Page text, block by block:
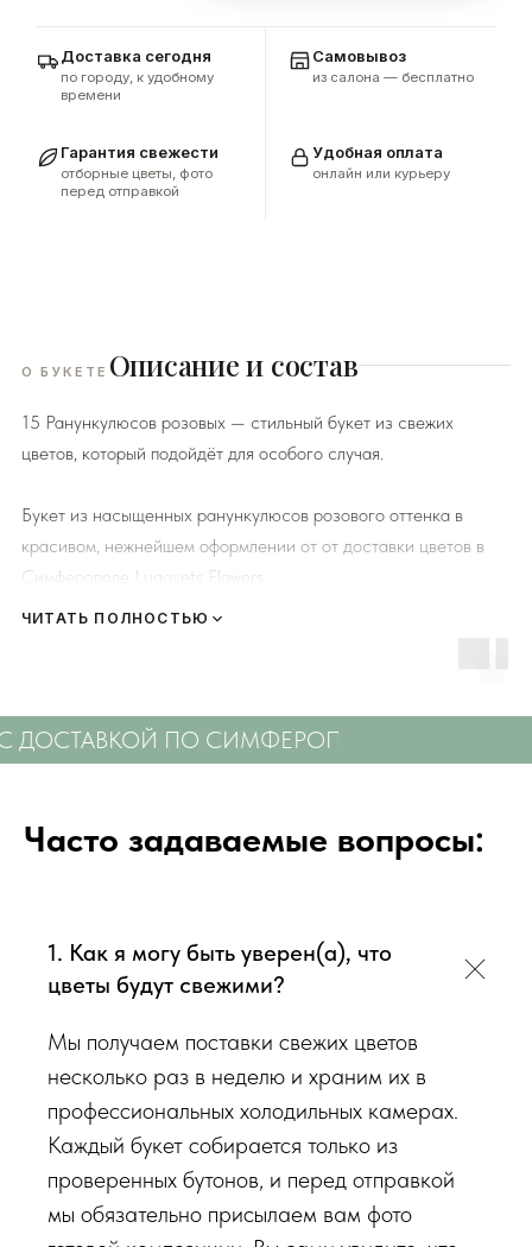
Доставка сегодня
по городу, к удобному
времени
Самовывоз
из салона — бесплатно
Гарантия свежести
отборные цветы, фото
перед отправкой
Удобная оплата
онлайн или курьеру
О БУКЕТЕ Описание и состав
15 Ранункулюсов розовых — стильный букет из свежих
цветов, который подойдёт для особого случая.
Букет из насыщенных ранункулюсов розового оттенка в
красивом, нежнейшем оформлении от от доставки цветов в
Симферополе Lugovets Flowers.
радовали Вас❤️
исходя из ассортимента свежих цветов, которые есть в
наличии на момент нужной даты доставки. Заказывая
гаммы, формату), после заказа с Вами сразу свяжется наш
администратор для уточнения деталей заказа.
Перед тем как отправить букет на доставку мы
обязательно пришлем Вам на согласование фото и
видео непосредственно того букета, который наш
флорист собрал для Вас.
Доставка цветов в Симферополе. Качественно. Быстро.
ЧИТАТЬ ПОЛНОСТЬЮ
ПО СИМФЕРОПОЛЮ
Часто задаваемые вопросы:
1. Как я могу быть уверен(а), что
цветы будут свежими?
Мы получаем поставки свежих цветов
несколько раз в неделю и храним их в
профессиональных холодильных камерах.
Каждый букет собирается только из
проверенных бутонов, и перед отправкой
мы обязательно присылаем вам фото